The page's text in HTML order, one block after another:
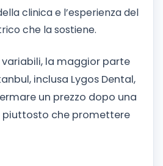
clinica e l’esperienza del
che la sostiene.
la maggior parte
inclusa Lygos Dental,
un prezzo dopo una
piuttosto che promettere